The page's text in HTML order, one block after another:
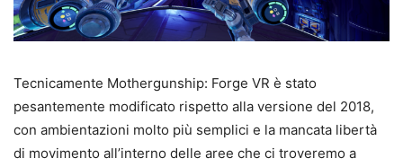
Tecnicamente Mothergunship: Forge VR è stato
pesantemente modificato rispetto alla versione del 2018,
con ambientazioni molto più semplici e la mancata libertà
di movimento all’interno delle aree che ci troveremo a